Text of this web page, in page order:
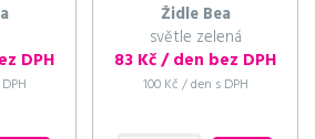
DPH
Židle Bea
světle zelená
83 Kč / den bez DPH
100 Kč / den s DPH